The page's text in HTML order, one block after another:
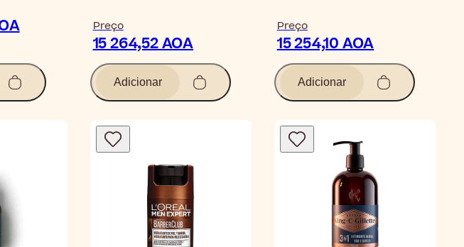
Preço
15 264,52 AOA
Adicionar
Preço
15 254,10 AOA
Adicionar